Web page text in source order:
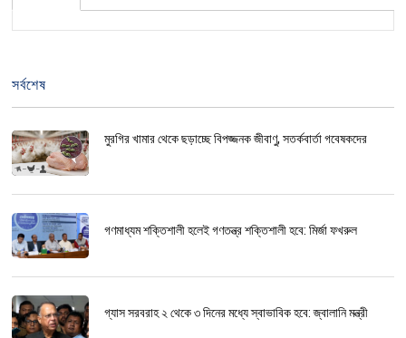
সর্বশেষ
মুরগির খামার থেকে ছড়াচ্ছে বিপজ্জনক জীবাণু, সতর্কবার্তা গবেষকদের
গণমাধ্যম শক্তিশালী হলেই গণতন্ত্র শক্তিশালী হবে: মির্জা ফখরুল
গ্যাস সরবরাহ ২ থেকে ৩ দিনের মধ্যে স্বাভাবিক হবে: জ্বালানি মন্ত্রী